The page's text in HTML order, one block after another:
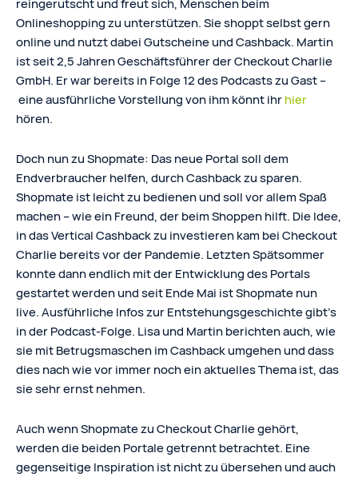
reingerutscht und freut sich, Menschen beim
Onlineshopping zu unterstützen. Sie shoppt selbst gern
online und nutzt dabei Gutscheine und Cashback. Martin
ist seit 2,5 Jahren Geschäftsführer der Checkout Charlie
GmbH. Er war bereits in Folge 12 des Podcasts zu Gast –
eine ausführliche Vorstellung von ihm könnt ihrhier
hören.
Doch nun zu Shopmate: Das neue Portal soll dem
Endverbraucher helfen, durch Cashback zu sparen.
Shopmate ist leicht zu bedienen und soll vor allem Spaß
machen – wie ein Freund, der beim Shoppen hilft. Die Idee,
in das Vertical Cashback zu investieren kam bei Checkout
Charlie bereits vor der Pandemie. Letzten Spätsommer
konnte dann endlich mit der Entwicklung des Portals
gestartet werden und seit Ende Mai ist Shopmate nun
live. Ausführliche Infos zur Entstehungsgeschichte gibt’s
in der Podcast-Folge. Lisa und Martin berichten auch, wie
sie mit Betrugsmaschen im Cashback umgehen und dass
dies nach wie vor immer noch ein aktuelles Thema ist, das
sie sehr ernst nehmen.
Auch wenn Shopmate zu Checkout Charlie gehört,
werden die beiden Portale getrennt betrachtet. Eine
gegenseitige Inspiration ist nicht zu übersehen und auch